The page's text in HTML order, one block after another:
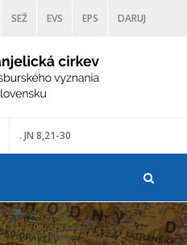
SEŽ EVS EPS DARUJ
TRANOSCIUS
. JN 8,21-30